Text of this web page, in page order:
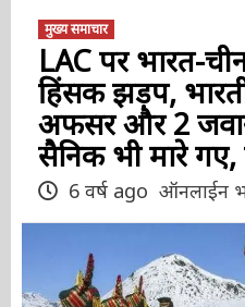
मुख्य समाचार
LAC पर भारत-
हिंसक झड़प,
अफसर और 2
चीन सैनिक भी मारे
6 वर्ष ago ऑनलाईन